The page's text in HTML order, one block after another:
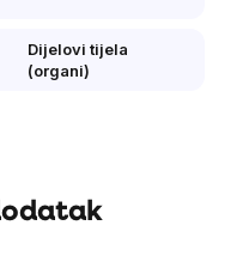
Dijelovi tijela
(organi)